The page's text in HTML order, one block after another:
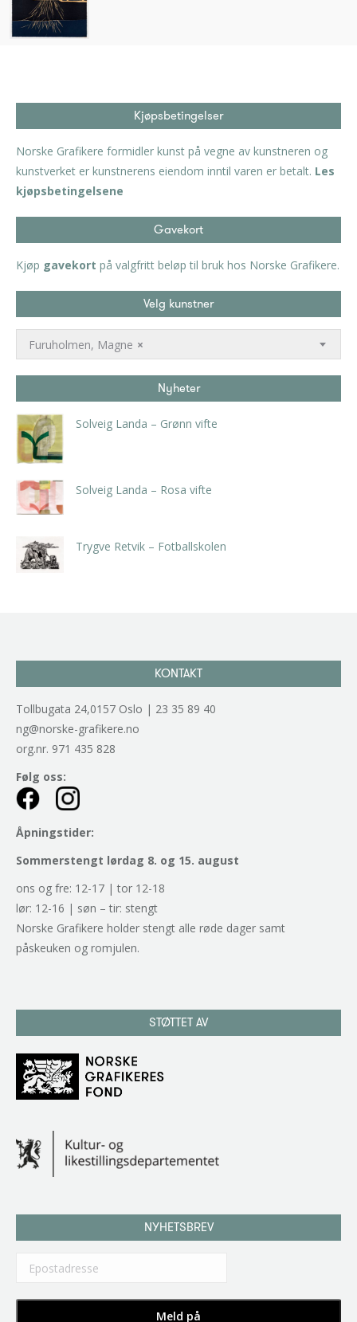
Kjøpsbetingelser
Norske Grafikere formidler kunst på vegne av kunstneren og
kunstverket er kunstnerens eiendom inntil varen er betalt. Les
kjøpsbetingelsene
Gavekort
Kjøp gavekort på valgfritt beløp til bruk hos Norske Grafikere.
Velg kunstner
×
Furuholmen, Magne
Nyheter
Solveig Landa – Grønn vifte
Solveig Landa – Rosa vifte
Trygve Retvik – Fotballskolen
KONTAKT
Tollbugata 24,0157 Oslo | 23 35 89 40
ng@norske-grafikere.no
org.nr. 971 435 828
Følg oss:
Åpningstider:
Sommerstengt lørdag 8. og 15. august
ons og fre: 12-17 | tor 12-18
lør: 12-16 | søn – tir: stengt
Norske Grafikere holder stengt alle røde dager samt
påskeuken og romjulen.
STØTTET AV
NYHETSBREV